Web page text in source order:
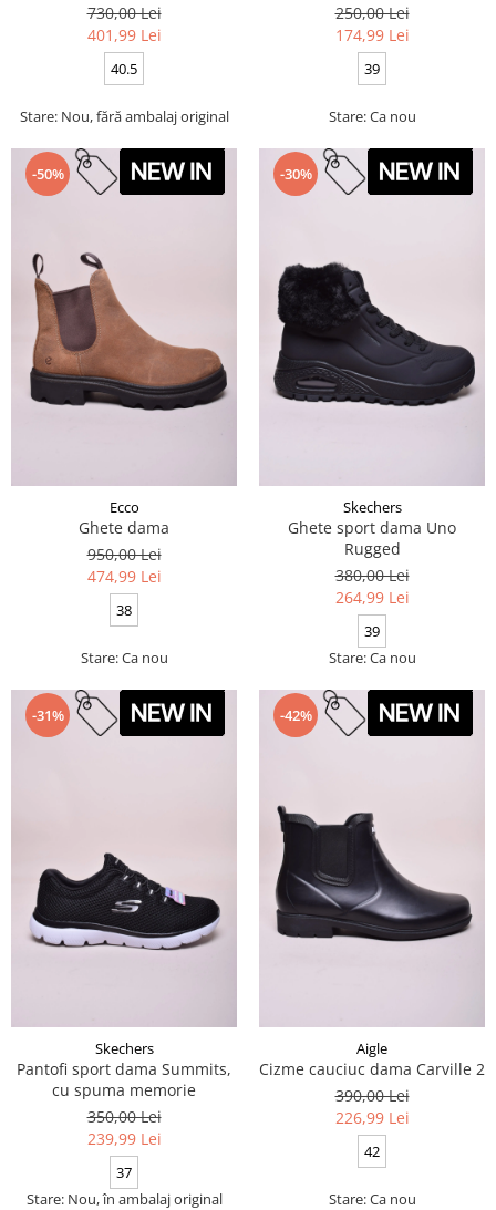
730,00 Lei
401,99 Lei
40.5
Stare: Nou, fără ambalaj original
250,00 Lei
174,99 Lei
39
Stare: Ca nou
-50%
Ecco
Ghete dama
950,00 Lei
474,99 Lei
38
Stare: Ca nou
-30%
Skechers
Ghete sport dama Uno
Rugged
380,00 Lei
264,99 Lei
39
Stare: Ca nou
-31%
Skechers
Pantofi sport dama Summits,
cu spuma memorie
350,00 Lei
239,99 Lei
37
Stare: Nou, în ambalaj original
-42%
Aigle
Cizme cauciuc dama Carville 2
390,00 Lei
226,99 Lei
42
Stare: Ca nou